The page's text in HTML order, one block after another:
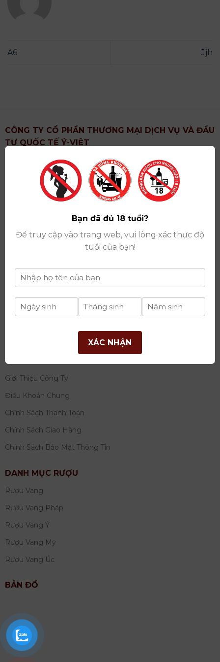
A6 Jjh
CÔNG TY CỔ PHẦN THƯƠNG MẠI DỊCH VỤ VÀ ĐẦU
TƯ QUỐC TẾ Ý-VIỆT
: Khu 6, Xã Hoài Đức, Thành Phố Hà Nội
Showroom: Số 09 Phố Liễu Giai, Phường Ngọc Hà,
Thành Phố Hà Nội
Giấy ĐKKD số: 0102751615 do Sở Tài Chính Thành
Phố Hà Nội cấp lần đầu ngày 07/05/2008,đăng ký
thay đổi lần thứ 17 ngày 06/08/2025
Giấy phép Phân Phối Rượu số : 529/GP-BCT do Bộ
Công Thương cấp ngày 14/11/2022
Ngân hàng:Ngân hàng TMCP Đầu tư và phát triển
Việt Nam (BIDV)
tư quốc tế Ý-Việt
Tây Hồ, TP Hà Nội
THÔNG TIN
Giới Thiệu Công Ty
Điều Khoản Chung
Chính Sách Thanh Toán
Chính Sách Giao Hàng
Chính Sách Bảo Mật Thông Tin
DANH MỤC RƯỢU
Rượu Vang
Rượu Vang Pháp
Rượu Vang Ý
Rượu Vang Mỹ
Rượu Vang Úc
BẢN ĐỒ
Bạn đã đủ 18 tuổi?
Để truy cập vào trang web, vui lòng xác thực độ
tuổi của bạn!
XÁC NHẬN